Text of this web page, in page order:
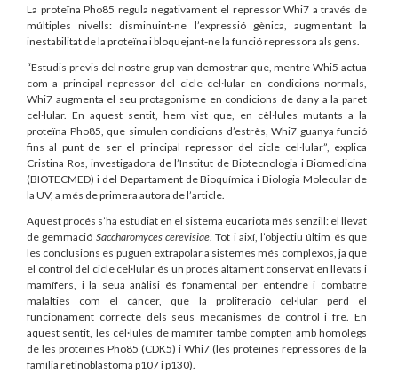
La proteïna Pho85 regula negativament el repressor Whi7 a través de
múltiples nivells: disminuint-ne l’expressió gènica, augmentant la
inestabilitat de la proteïna i bloquejant-ne la funció repressora als gens.
“Estudis previs del nostre grup van demostrar que, mentre Whi5 actua
com a principal repressor del cicle cel·lular en condicions normals,
Whi7 augmenta el seu protagonisme en condicions de dany a la paret
cel·lular. En aquest sentit, hem vist que, en cèl·lules mutants a la
proteïna Pho85, que simulen condicions d’estrès, Whi7 guanya funció
fins al punt de ser el principal repressor del cicle cel·lular”, explica
Cristina Ros, investigadora de l’Institut de Biotecnologia i Biomedicina
(BIOTECMED) i del Departament de Bioquímica i Biologia Molecular de
la UV, a més de primera autora de l’article.
Aquest procés s’ha estudiat en el sistema eucariota més senzill: el llevat
de gemmació Saccharomyces cerevisiae. Tot i així, l’objectiu últim és que
les conclusions es puguen extrapolar a sistemes més complexos, ja que
el control del cicle cel·lular és un procés altament conservat en llevats i
mamífers, i la seua anàlisi és fonamental per entendre i combatre
malalties com el càncer, que la proliferació cel·lular perd el
funcionament correcte dels seus mecanismes de control i fre. En
aquest sentit, les cèl·lules de mamífer també compten amb homòlegs
de les proteïnes Pho85 (CDK5) i Whi7 (les proteïnes repressores de la
família retinoblastoma p107 i p130).